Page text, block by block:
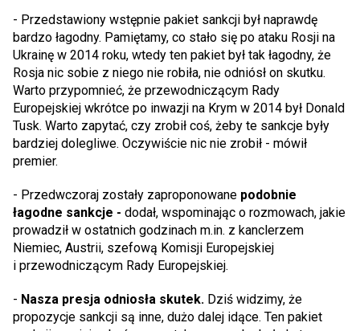
- Przedstawiony wstępnie pakiet sankcji był naprawdę
bardzo łagodny. Pamiętamy, co stało się po ataku Rosji na
Ukrainę w 2014 roku, wtedy ten pakiet był tak łagodny, że
Rosja nic sobie z niego nie robiła, nie odniósł on skutku.
Warto przypomnieć, że przewodniczącym Rady
Europejskiej wkrótce po inwazji na Krym w 2014 był Donald
Tusk. Warto zapytać, czy zrobił coś, żeby te sankcje były
bardziej dolegliwe. Oczywiście nic nie zrobił - mówił
premier.
- Przedwczoraj zostały zaproponowane podobnie
łagodne sankcje - dodał, wspominając o rozmowach, jakie
prowadził w ostatnich godzinach m.in. z kanclerzem
Niemiec, Austrii, szefową Komisji Europejskiej
i przewodniczącym Rady Europejskiej.
- Nasza presja odniosła skutek. Dziś widzimy, że
propozycje sankcji są inne, dużo dalej idące. Ten pakiet